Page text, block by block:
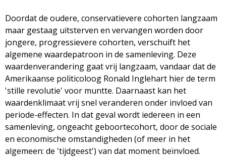
Doordat de oudere, conservatievere cohorten langzaam
maar gestaag uitsterven en vervangen worden door
jongere, progressievere cohorten, verschuift het
algemene waardepatroon in de samenleving. Deze
waardenverandering gaat vrij langzaam, vandaar dat de
Amerikaanse politicoloog Ronald Inglehart hier de term
'stille revolutie' voor muntte. Daarnaast kan het
waardenklimaat vrij snel veranderen onder invloed van
periode-effecten. In dat geval wordt iedereen in een
samenleving, ongeacht geboortecohort, door de sociale
en economische omstandigheden (of meer in het
algemeen: de 'tijdgeest') van dat moment beïnvloed.